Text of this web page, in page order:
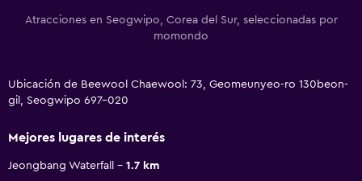
Atracciones en Seogwipo, Corea del Sur, seleccionadas por
momondo
Ubicación de Beewool Chaewool: 73, Geomeunyeo-ro 130beon-
gil, Seogwipo 697-020
Mejores lugares de interés
Jeongbang Waterfall
1.7 km